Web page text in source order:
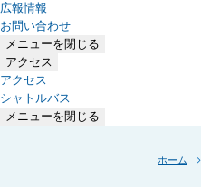
広報情報
お問い合わせ
メニューを閉じる
アクセス
アクセス
シャトルバス
メニューを閉じる
ホーム